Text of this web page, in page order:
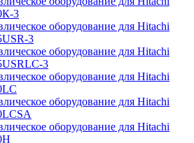
3
оборудование для Hitachi
3
оборудование для Hitachi
3
оборудование для Hitachi
оборудование для Hitachi
оборудование для Hitachi